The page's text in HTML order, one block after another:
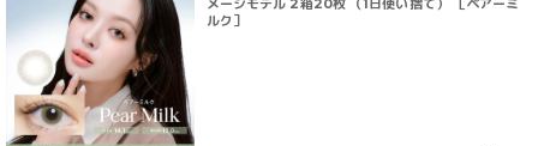
メージモデル 2箱20枚 （1日使い捨て） ［ペアーミ
ルク］